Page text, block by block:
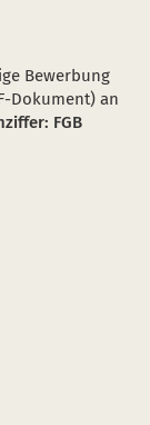
Bewerbung
Dokument) an
FGB